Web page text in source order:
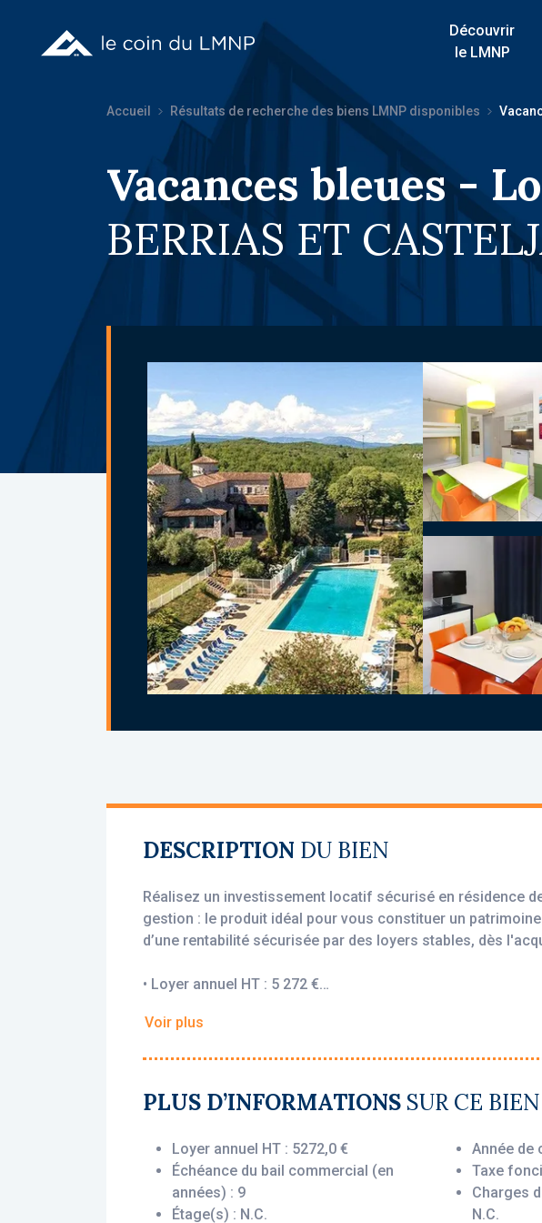
Découvrir
le LMNP
Accueil Résultats de recherche des biens LMNP disponibles
Vacances bleues -
BERRIAS ET
DESCRIPTION DU BIEN
Réalisez un investissement locatif sécurisé en résidence
gestion : le produit idéal pour vous constituer un
d’une rentabilité sécurisée par des loyers stables, dès
• Loyer annuel HT : 5 272 €
• Gestionnaire : Vacances Bleues
sur vos revenus locatifs. Le bien est exploité par un
(Vacances Bleues), engagé par un bail commercial, vous
Description du bien :
Cet appartement T2 situé au 1er étage offre un
Voir plus
PLUS D’INFORMATIONS SUR CE BIEN
Loyer annuel HT : 5272,0 €
Échéance du bail commercial (en
années) : 9
Étage(s) : N.C.
Année de
Taxe
Charges
N.C.